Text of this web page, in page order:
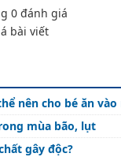
0 đánh giá
bài viết
nên cho bé ăn vào
mùa bão, lụt
gây độc?